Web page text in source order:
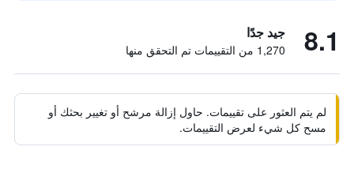
8.1 جيد جدًا
1,270 من التقييمات تم التحقق منها
لم يتم العثور على تقييمات. حاول إزالة مرشح أو تغيير بحثك أو
مسح كل شيء لعرض التقييمات.